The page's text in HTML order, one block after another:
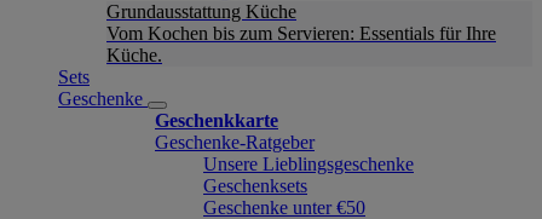
Grundausstattung Küche
Vom Kochen bis zum Servieren: Essentials für Ihre
Küche.
Sets
Geschenke
Geschenkkarte
Geschenke-Ratgeber
Unsere Lieblingsgeschenke
Geschenksets
Geschenke unter €50